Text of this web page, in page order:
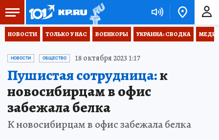
НОВОСТИ ТОЛЬКО У НАС ВОЕНКОРЫ УКРАИНА: СВОДКА
НОВОСТИ ОБЩЕСТВО 18 октября 2023 1:17
Пушистая сотрудница:к
новосибирцам в офис
забежала белка
К новосибирцам в офис забежала белка